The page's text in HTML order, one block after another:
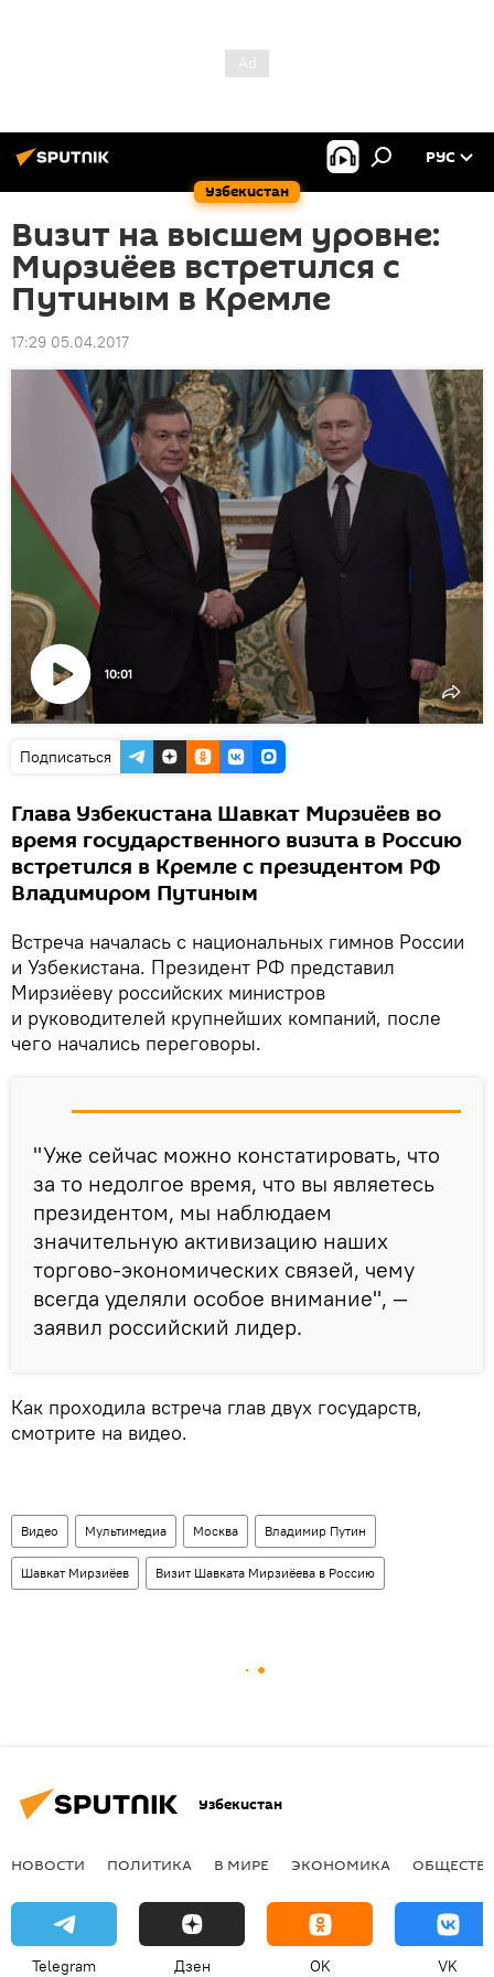
Узбекистан
РУС
Визит на высшем уровне:
Мирзиёев встретился с
Путиным в Кремле
17:29 05.04.2017
Воспроизвести
10:01
Подписаться
Глава Узбекистана Шавкат Мирзиёев во
время государственного визита в Россию
встретился в Кремле с президентом РФ
Владимиром Путиным
Встреча началась с национальных гимнов России
и Узбекистана. Президент РФ представил
Мирзиёеву российских министров
и руководителей крупнейших компаний, после
чего начались переговоры.
"Уже сейчас можно констатировать, что
за то недолгое время, что вы являетесь
президентом, мы наблюдаем
значительную активизацию наших
торгово-экономических связей, чему
всегда уделяли особое внимание", —
заявил российский лидер.
Как проходила встреча глав двух государств,
смотрите на видео.
Видео Мультимедиа Москва Владимир Путин
Шавкат Мирзиёев Визит Шавката Мирзиёева в Россию
Узбекистан
НОВОСТИ ПОЛИТИКА В МИРЕ ЭКОНОМИКА
Telegram Дзен OK VK